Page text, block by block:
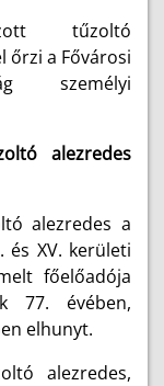
tűzoltó
őrzi a Fővárosi
személyi
alezredes
alezredes a
és XV. kerületi
főelőadója
77. évében,
elhunyt.
alezredes,